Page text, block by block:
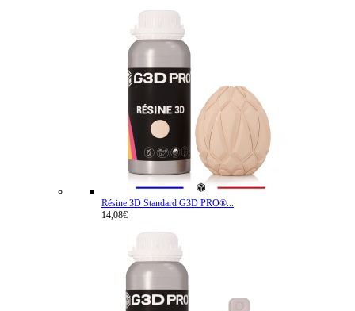
Résine 3D Standard G3D PRO®...
14,08€